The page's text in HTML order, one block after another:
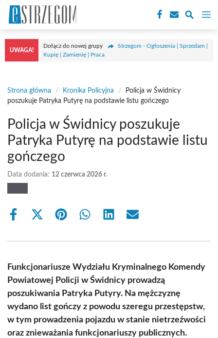
Przejdź
treści
UWAGA!
Dołącz do nowej grupy
Strzegom - Ogłoszenia | Sprzedam |
Kupię | Zamienię | Praca
Strona główna / Kronika Policyjna /
Policja w Świdnicy
poszukuje Patryka Putyrę na podstawie listu gończego
Policja w Świdnicy poszukuje
Patryka Putyrę na podstawie listu
gończego
Data dodania: 12 czerwca 2026 r.
Share
Share
(Twitter)
Share Share Share Share
Funkcjonariusze Wydziału Kryminalnego Komendy
Powiatowej Policji w Świdnicy prowadzą
poszukiwania Patryka Putyry. Na mężczyznę
wydano list gończy z powodu szeregu przestępstw,
w tym prowadzenia pojazdu w stanie nietrzeźwości
oraz znieważania funkcjonariuszy publicznych.